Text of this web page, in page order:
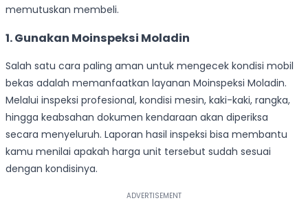
memutuskan membeli.
1. Gunakan Moinspeksi Moladin
Salah satu cara paling aman untuk mengecek kondisi mobil
bekas adalah memanfaatkan layanan Moinspeksi Moladin.
Melalui inspeksi profesional, kondisi mesin, kaki-kaki, rangka,
hingga keabsahan dokumen kendaraan akan diperiksa
secara menyeluruh. Laporan hasil inspeksi bisa membantu
kamu menilai apakah harga unit tersebut sudah sesuai
dengan kondisinya.